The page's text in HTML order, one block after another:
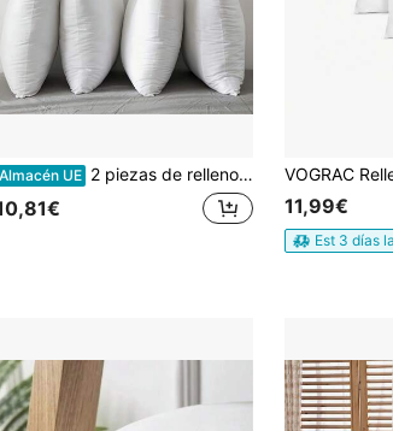
Almacén UE 2 piezas de rellenos de almohada de alta calidad en múltiples tamaños, adecuados para cama, sofá, cojín de soporte para dormitorio
11,99€
Est 3 días